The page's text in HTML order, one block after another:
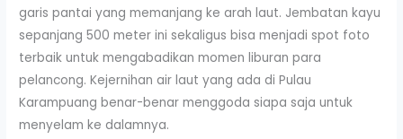
garis pantai yang memanjang ke arah laut. Jembatan kayu
sepanjang 500 meter ini sekaligus bisa menjadi spot foto
terbaik untuk mengabadikan momen liburan para
pelancong. Kejernihan air laut yang ada di Pulau
Karampuang benar-benar menggoda siapa saja untuk
menyelam ke dalamnya.